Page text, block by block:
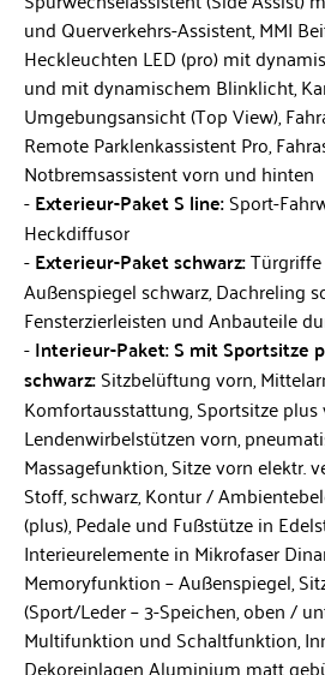
und Querverkehrs-Assistent, MMI
Heckleuchten LED (pro) mit
und mit dynamischem Blinklicht,
Umgebungsansicht (Top View),
Remote Parklenkassistent Pro,
Notbremsassistent vorn und hinten
Exterieur-Paket S line:Sport-
Heckdiffusor
Exterieur-Paket schwarz:
Außenspiegel schwarz, Dachreling
Fensterzierleisten und Anbauteile
Interieur-Paket: S mit Sportsitze
schwarz:Sitzbelüftung vorn,
Komfortausstattung, Sportsitze plus
Lendenwirbelstützen vorn,
Massagefunktion, Sitze vorn elektr.
Stoff, schwarz, Kontur /
(plus), Pedale und Fußstütze in
Interieurelemente in Mikrofaser
Memoryfunktion – Außenspiegel,
(Sport/Leder – 3-Speichen, oben /
Multifunktion und Schaltfunktion,
Dekoreinlagen Aluminium matt